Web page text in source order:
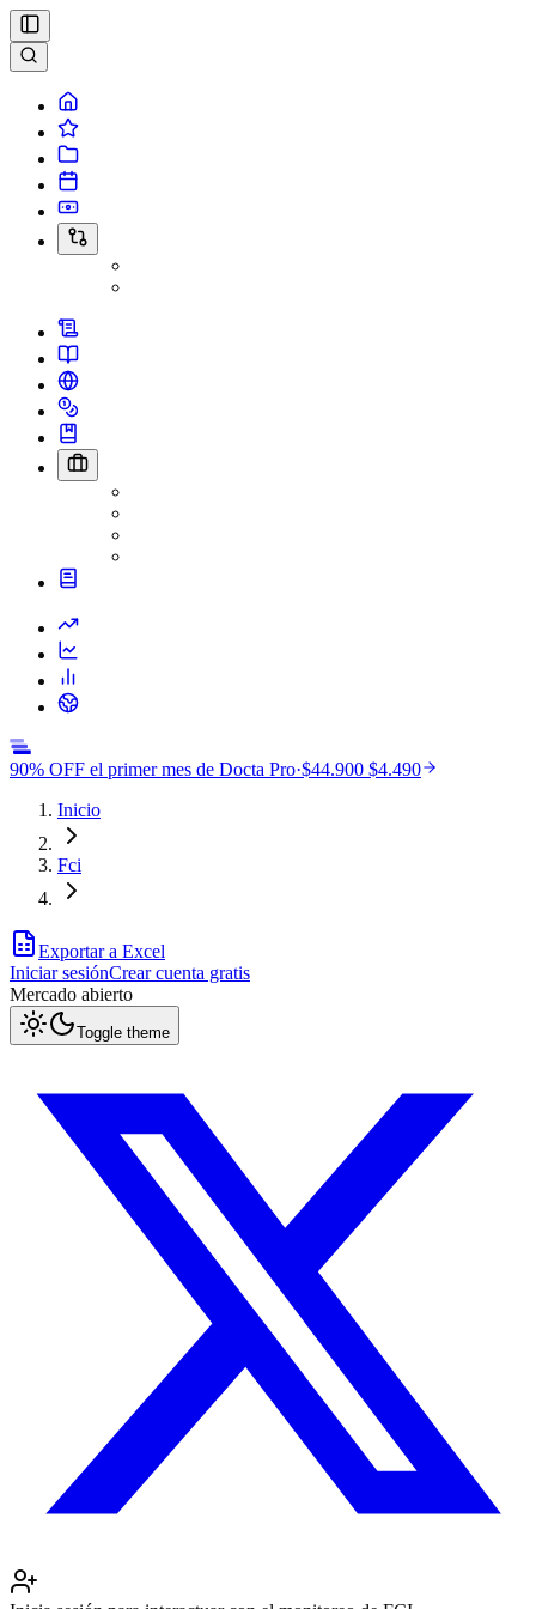
90% OFF el primer mes de Docta Pro·$44.900 $4.490
Inicio
Fci
Exportar a Excel
Iniciar sesiónCrear cuenta gratis
Mercado abierto
Toggle theme